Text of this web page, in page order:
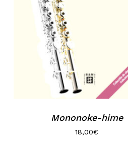
Mononoke-hime
18,00€